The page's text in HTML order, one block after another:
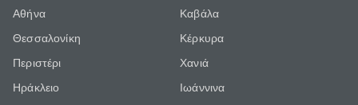
Αθήνα
Θεσσαλονίκη
Περιστέρι
Ηράκλειο
Καβάλα
Κέρκυρα
Χανιά
Ιωάννινα